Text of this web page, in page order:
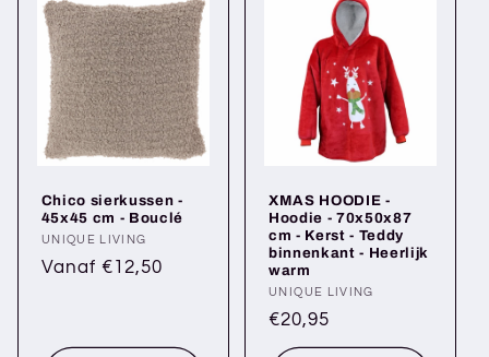
Chico sierkussen -
45x45 cm - Bouclé
Verkoper:
UNIQUE LIVING
Normale
Vanaf €12,50
XMAS HOODIE -
Hoodie - 70x50x87
cm - Kerst - Teddy
binnenkant - Heerlijk
warm
Verkoper:
UNIQUE LIVING
Normale
prijs
€20,95